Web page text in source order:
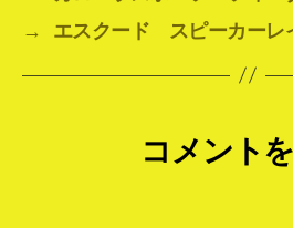
→
エスクード スピーカーレ
コメント